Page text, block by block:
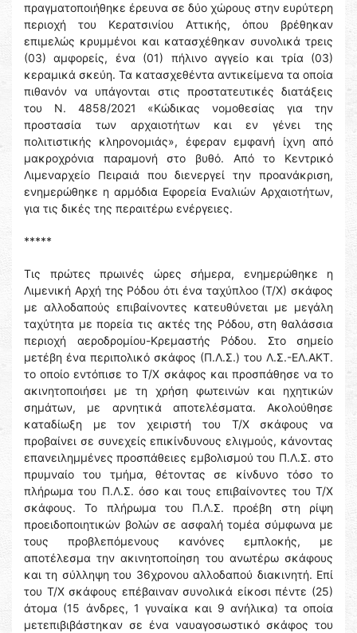
πραγματοποιήθηκε έρευνα σε δύο χώρους στην ευρύτερη
περιοχή του Κερατσινίου Αττικής, όπου βρέθηκαν
επιμελώς κρυμμένοι και κατασχέθηκαν συνολικά τρεις
(03) αμφορείς, ένα (01) πήλινο αγγείο και τρία (03)
κεραμικά σκεύη. Τα κατασχεθέντα αντικείμενα τα οποία
πιθανόν να υπάγονται στις προστατευτικές διατάξεις
του Ν. 4858/2021 «Κώδικας νομοθεσίας για την
προστασία των αρχαιοτήτων και εν γένει της
πολιτιστικής κληρονομιάς», έφεραν εμφανή ίχνη από
μακροχρόνια παραμονή στο βυθό. Από το Κεντρικό
Λιμεναρχείο Πειραιά που διενεργεί την προανάκριση,
ενημερώθηκε η αρμόδια Εφορεία Εναλιών Αρχαιοτήτων,
για τις δικές της περαιτέρω ενέργειες.
*****
Τις πρώτες πρωινές ώρες σήμερα, ενημερώθηκε η
Λιμενική Αρχή της Ρόδου ότι ένα ταχύπλοο (Τ/Χ) σκάφος
με αλλοδαπούς επιβαίνοντες κατευθύνεται με μεγάλη
ταχύτητα με πορεία τις ακτές της Ρόδου, στη θαλάσσια
περιοχή αεροδρομίου-Κρεμαστής Ρόδου. Στο σημείο
μετέβη ένα περιπολικό σκάφος (Π.Λ.Σ.) του Λ.Σ.-ΕΛ.ΑΚΤ.
το οποίο εντόπισε το Τ/Χ σκάφος και προσπάθησε να το
ακινητοποιήσει με τη χρήση φωτεινών και ηχητικών
σημάτων, με αρνητικά αποτελέσματα. Ακολούθησε
καταδίωξη με τον χειριστή του Τ/Χ σκάφους να
προβαίνει σε συνεχείς επικίνδυνους ελιγμούς, κάνοντας
επανειλημμένες προσπάθειες εμβολισμού του Π.Λ.Σ. στο
πρυμναίο του τμήμα, θέτοντας σε κίνδυνο τόσο το
πλήρωμα του Π.Λ.Σ. όσο και τους επιβαίνοντες του Τ/Χ
σκάφους. Το πλήρωμα του Π.Λ.Σ. προέβη στη ρίψη
προειδοποιητικών βολών σε ασφαλή τομέα σύμφωνα με
τους προβλεπόμενους κανόνες εμπλοκής, με
αποτέλεσμα την ακινητοποίηση του ανωτέρω σκάφους
και τη σύλληψη του 36χρονου αλλοδαπού διακινητή. Επί
του Τ/Χ σκάφους επέβαιναν συνολικά είκοσι πέντε (25)
άτομα (15 άνδρες, 1 γυναίκα και 9 ανήλικα) τα οποία
μετεπιβιβάστηκαν σε ένα ναυαγοσωστικό σκάφος του